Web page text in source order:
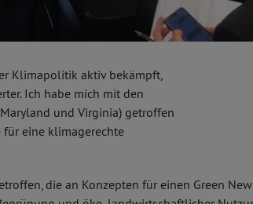
Klimapolitik aktiv bekämpft,
Ich habe mich mit den
und Virginia) getroffen
für eine klimagerechte
die an Konzepten für einen Green